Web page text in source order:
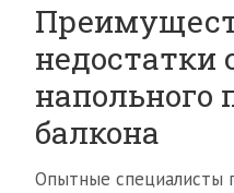
недостатки
напольного
балкона
Опытные специалисты